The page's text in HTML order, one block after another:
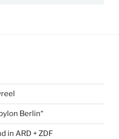
Berlin“
in ARD + ZDF